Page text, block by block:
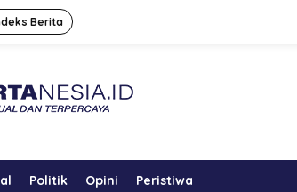
Berita
Politik Opini Peristiwa